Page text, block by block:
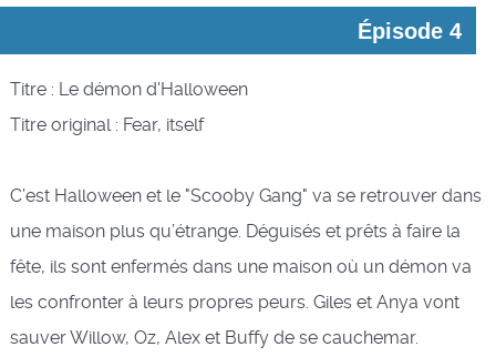
Épisode 4
Titre : Le démon d'Halloween
Titre original : Fear, itself
C’est Halloween et le "Scooby Gang" va se retrouver dans
une maison plus qu’étrange. Déguisés et prêts à faire la
fête, ils sont enfermés dans une maison où un démon va
les confronter à leurs propres peurs. Giles et Anya vont
sauver Willow, Oz, Alex et Buffy de se cauchemar.